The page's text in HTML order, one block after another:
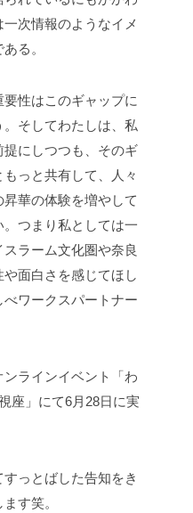
次情報のようなイメ
る。
要性はこのギャップに
そしてわたしは、私
にしつつも、そのギ
っと共有して、人々
華の体験を増やして
つまり私としては一
ラーム文化圏や奈良
面白さを感じてほし
ワークスパートナー
ラインイベント「わ
座」にて6月28日に実
っとばした告知をき
す笑。